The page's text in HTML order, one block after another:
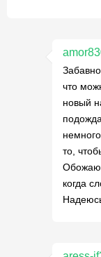
что
новый
то,
Обожаю
когда